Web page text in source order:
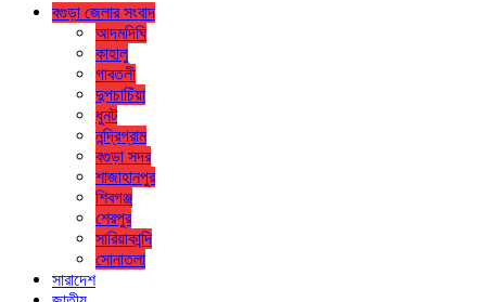
বগুড়া জেলার সংবাদ
আদমদিঘি
কাহালু
গাবতলী
দুপচাচিঁয়া
ধুনট
নন্দ্রিগ্রাম
বগুড়া সদর
শাজাহানপুর
শিবগঞ্জ
শেরপুর
সারিয়াকান্দি
সোনাতলা
সারাদেশ